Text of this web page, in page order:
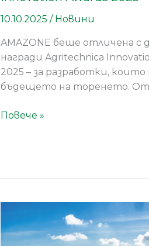
10.10.2025/ Новини
AMAZONE беше отличена с
награди Agritechnica
2025 – за разработки,
бъдещето на торенето.
Повече »
плитка
обработка